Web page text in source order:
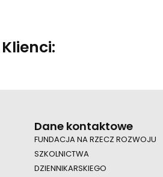
Klienci:
Dane kontaktowe
FUNDACJA NA RZECZ ROZWOJU
SZKOLNICTWA
DZIENNIKARSKIEGO